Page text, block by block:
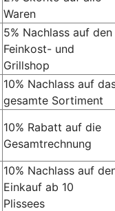
Waren
5% Nachlass auf den
Feinkost- und
Grillshop
10% Nachlass auf
gesamte Sortiment
10% Rabatt auf die
Gesamtrechnung
10% Nachlass auf
Einkauf ab 10
Plissees